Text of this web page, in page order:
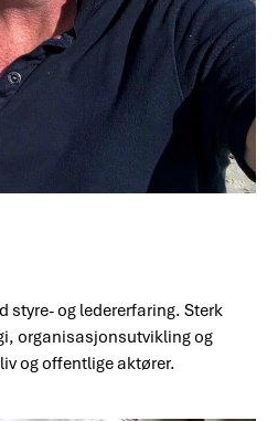
styre- og ledererfaring. Sterk
organisasjonsutvikling og
og offentlige aktører.